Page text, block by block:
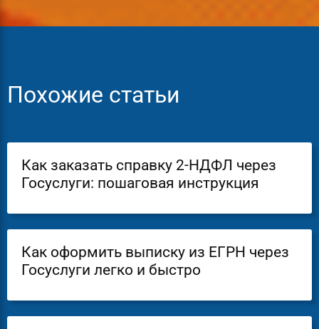
Похожие статьи
Как заказать справку 2-НДФЛ через
Госуслуги: пошаговая инструкция
Как оформить выписку из ЕГРН через
Госуслуги легко и быстро